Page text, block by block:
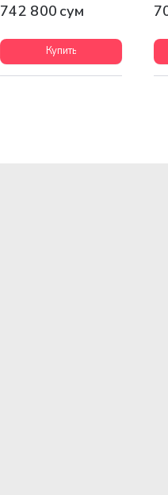
742 800 сум
Купить